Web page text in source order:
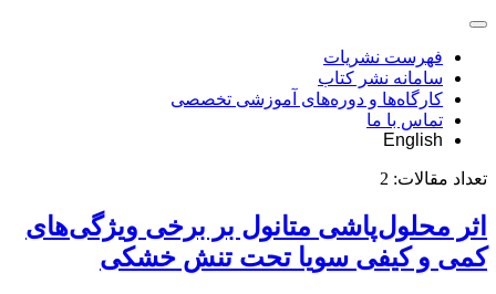
فهرست نشریات
سامانه نشر کتاب
کارگاه‌ها و دوره‌های آموزشی تخصصی
تماس با ما
English
تعداد مقالات: 2
اثر محلول‌پاشی متانول بر برخی ویژگی‌های
کمی و کیفی سویا تحت تنش خشکی